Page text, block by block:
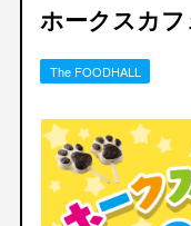
ホークスカ
The FOODHALL